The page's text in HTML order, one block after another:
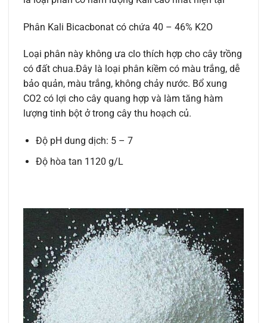
Phân Kali Bicacbonat có chứa 40 – 46% K2O
Loại phân này không ưa clo thích hợp cho cây trồng
có đất chua.Đây là loại phân kiềm có màu trắng, dễ
bảo quản, màu trắng, không chảy nước. Bổ xung
CO2 có lợi cho cây quang hợp và làm tăng hàm
lượng tinh bột ở trong cây thu hoạch củ.
Độ pH dung dịch: 5 – 7
Độ hòa tan 1120 g/L